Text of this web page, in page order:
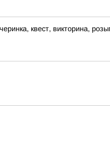
квест, викторина,